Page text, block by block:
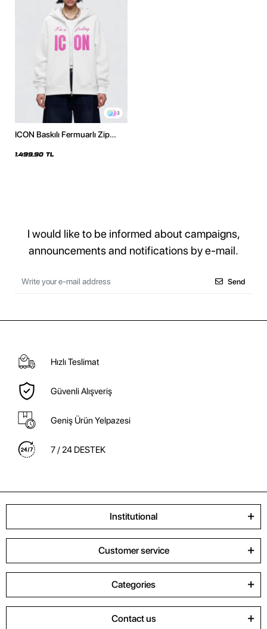
3
ICON Baskılı Fermuarlı Zip
Sweatshirt
1.499,90 TL
I would like to be informed about campaigns,
announcements and notifications by e-mail.
Send
Hızlı Teslimat
Güvenli Alışveriş
Geniş Ürün Yelpazesi
7 / 24 DESTEK
Institutional
Customer service
Categories
Contact us